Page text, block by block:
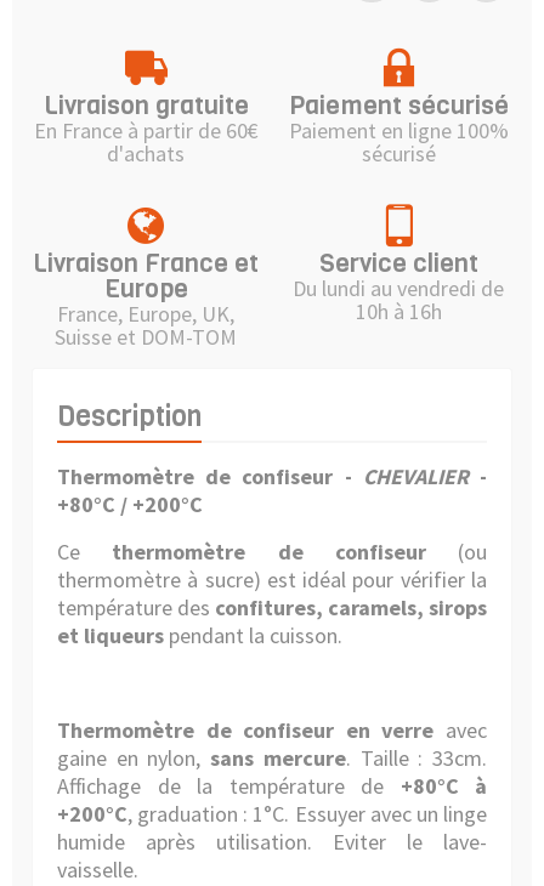
Livraison gratuite
En France à partir de 60€
d'achats
Paiement sécurisé
Paiement en ligne 100%
sécurisé
Livraison France et
Europe
France, Europe, UK,
Suisse et DOM-TOM
Service client
Du lundi au vendredi de
10h à 16h
Description
Thermomètre de confiseur - CHEVALIER-
+80°C / +200°C
Ce thermomètre de confiseur(ou
thermomètre à sucre) est idéal pour vérifier la
température des confitures, caramels, sirops
et liqueurs pendant la cuisson.
Thermomètre de confiseur en verre avec
gaine en nylon, sans mercure. Taille : 33cm.
Affichage de la température de +80°C à
+200°C, graduation : 1°C. Essuyer avec un linge
humide après utilisation. Eviter le lave-
vaisselle.